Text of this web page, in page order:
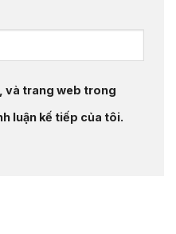
và trang web trong
luận kế tiếp của tôi.